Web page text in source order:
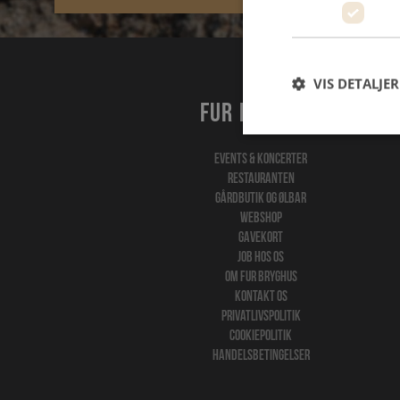
Fur bryghus
Events & koncerter
Restauranten
Gårdbutik og ølbar
Webshop
Gavekort
Job hos os
Om Fur Bryghus
Kontakt os
Privatlivspolitik
Cookiepolitik
Handelsbetingelser
VIS DETALJER